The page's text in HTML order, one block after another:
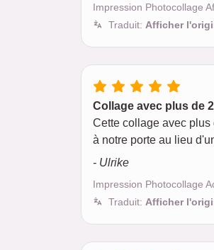
Impression Photocollage
Traduit: Afficher
Collage avec plus de
Cette collage avec plus
à notre porte au lieu
- Ulrike
Impression Photocollage
Traduit: Afficher